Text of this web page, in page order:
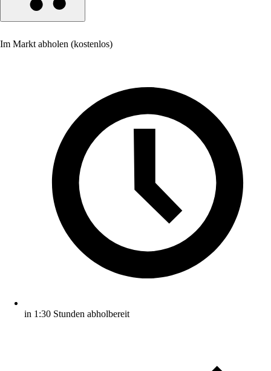
Im Markt abholen (kostenlos)
in 1:30 Stunden abholbereit